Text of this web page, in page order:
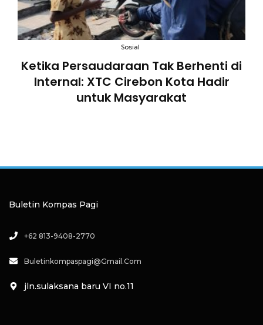
Sosial
Ketika Persaudaraan Tak Berhenti di
Internal: XTC Cirebon Kota Hadir
untuk Masyarakat
Buletin Kompas Pagi
+62 813-9408-2770
Buletinkompaspagi@gmail.com
jln.sulaksana baru VI no.11